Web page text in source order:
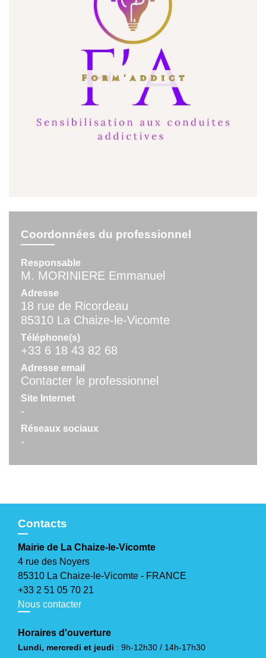
Coordonnées du professionnel
Responsable
M. MORINIERE Emmanuel
Adresse
18 rue de Ricordeau
85310 La Chaize-le-Vicomte
Téléphone(s)
+33 6 18 43 82 68
Adresse email
Contacter le professionnel
Site Internet
-
Réseaux sociaux
-
Contacts
Mairie de La Chaize-le-Vicomte
4 rue des Noyers
85310 La Chaize-le-Vicomte - FRANCE
+33 2 51 05 70 21
Nous contacter
Horaires d'ouverture
Lundi, mercredi et jeudi : 9h-12h30 / 14h-17h30